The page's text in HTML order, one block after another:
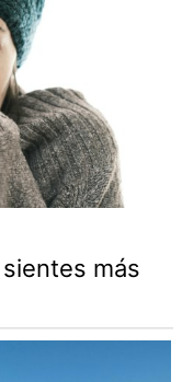
más